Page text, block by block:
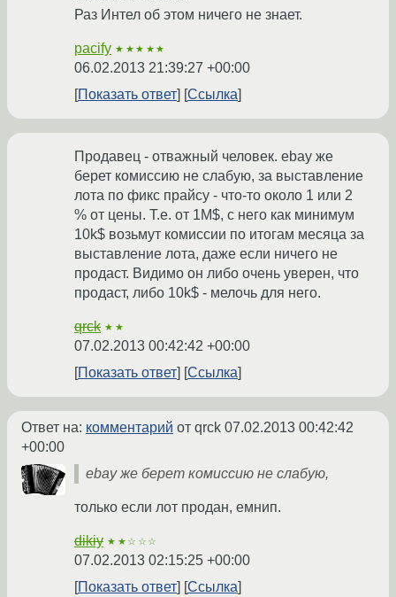
Раз Интел об этом ничего не знает.
pacify ★★★★★
06.02.2013 21:39:27 +00:00
Показать ответ
Ссылка
Продавец - отважный человек. ebay же
берет комиссию не слабую, за выставление
лота по фикс прайсу - что-то около 1 или 2
% от цены. Т.е. от 1M$, с него как минимум
10k$ возьмут комиссии по итогам месяца за
выставление лота, даже если ничего не
продаст. Видимо он либо очень уверен, что
продаст, либо 10k$ - мелочь для него.
qrck ★★
07.02.2013 00:42:42 +00:00
Показать ответ
Ссылка
Ответ на: комментарий от qrck 07.02.2013 00:42:42
+00:00
ebay же берет комиссию не слабую,
только если лот продан, емнип.
dikiy ★★☆☆☆
07.02.2013 02:15:25 +00:00
Показать ответ
Ссылка